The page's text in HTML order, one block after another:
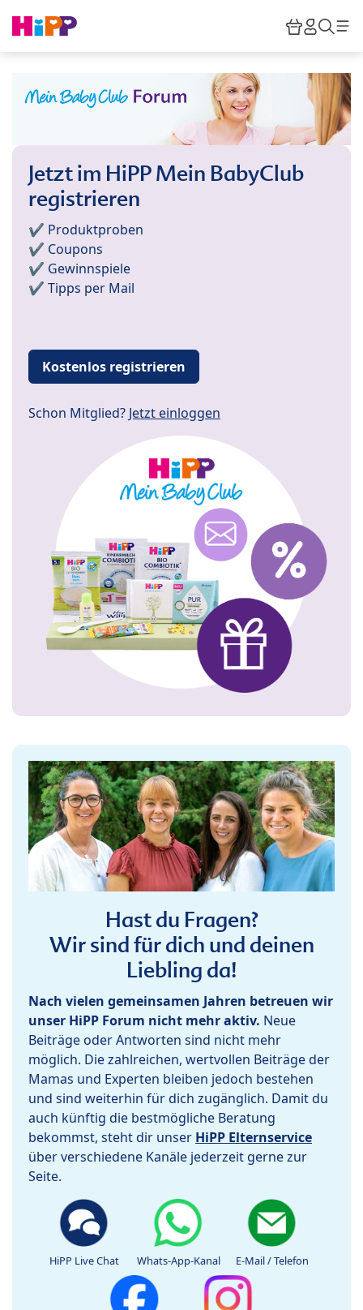
HiPP
Jetzt im HiPP Mein BabyClub
registrieren
✔️ Produktproben
✔️ Coupons
✔️ Gewinnspiele
✔️ Tipps per Mail
Kostenlos registrieren
Schon Mitglied? Jetzt einloggen
Hast du Fragen?
Wir sind für dich und deinen
Liebling da!
Nach vielen gemeinsamen Jahren betreuen wir
unser HiPP Forum nicht mehr aktiv. Neue
Beiträge oder Antworten sind nicht mehr
möglich. Die zahlreichen, wertvollen Beiträge der
Mamas und Experten bleiben jedoch bestehen
und sind weiterhin für dich zugänglich. Damit du
auch künftig die bestmögliche Beratung
bekommst, steht dir unser HiPP Elternservice
über verschiedene Kanäle jederzeit gerne zur
Seite.
HiPP Live Chat Whats-App-Kanal E-Mail / Telefon